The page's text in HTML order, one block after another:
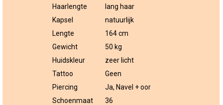
Haarlengte
lang haar
Kapsel
natuurlijk
Lengte
164 cm
Gewicht
50 kg
Huidskleur
zeer licht
Tattoo
Geen
Piercing
Ja, Navel + oor
Schoenmaat
36